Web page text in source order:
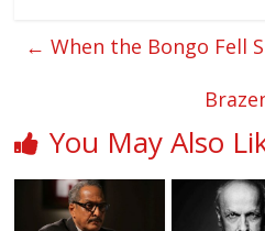
← When the Bongo Fell
You May Also